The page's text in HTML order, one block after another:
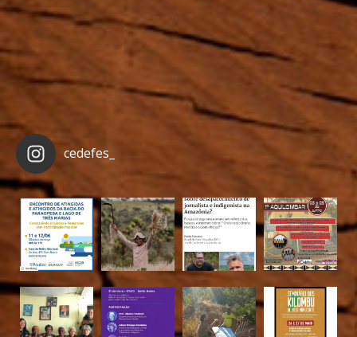
cedefes_